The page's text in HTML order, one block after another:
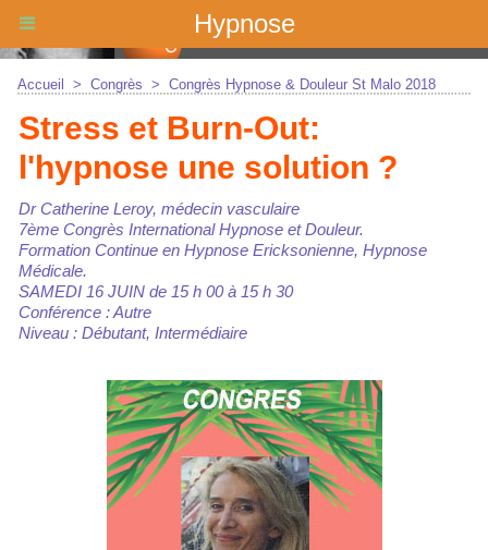
Hypnose
Accueil > Congrès > Congrès Hypnose & Douleur St Malo 2018
Stress et Burn-Out:
l'hypnose une solution ?
Dr Catherine Leroy, médecin vasculaire
7ème Congrès International Hypnose et Douleur.
Formation Continue en Hypnose Ericksonienne, Hypnose
Médicale.
SAMEDI 16 JUIN de 15 h 00 à 15 h 30
Conférence : Autre
Niveau : Débutant, Intermédiaire